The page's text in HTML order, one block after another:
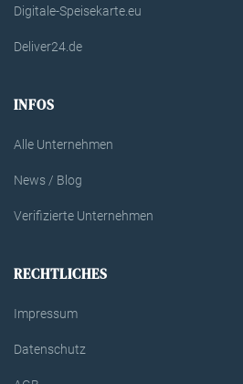
Digitale-Speisekarte.eu
Deliver24.de
INFOS
Alle Unternehmen
News / Blog
Verifizierte Unternehmen
RECHTLICHES
Impressum
Datenschutz